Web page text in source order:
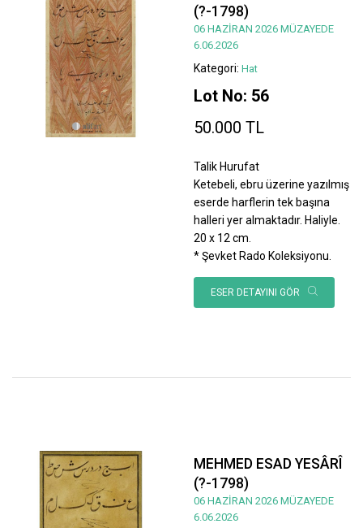
(?-1798)
06 HAZİRAN 2026 MÜZAYEDE
6.06.2026
Kategori: Hat
Lot No: 56
50.000 TL
Talik Hurufat
Ketebeli, ebru üzerine yazılmış
eserde harflerin tek başına
halleri yer almaktadır. Haliyle.
20 x 12 cm.
* Şevket Rado Koleksiyonu.
ESER DETAYINI GÖR
MEHMED ESAD YESÂRÎ
(?-1798)
06 HAZİRAN 2026 MÜZAYEDE
6.06.2026